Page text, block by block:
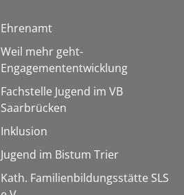
Ehrenamt
Weil mehr geht-
Engagemententwicklung
Fachstelle Jugend im VB
Saarbrücken
Inklusion
Jugend im Bistum Trier
Kath. Familienbildungsstätte SLS